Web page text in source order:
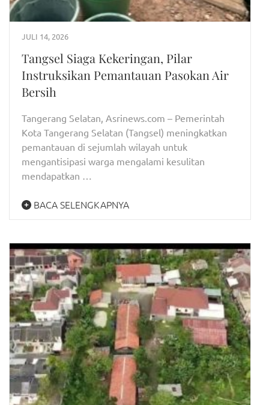
JULI 14, 2026
Tangsel Siaga Kekeringan, Pilar
Instruksikan Pemantauan Pasokan Air
Bersih
Tangerang Selatan, Asrinews.com – Pemerintah
Kota Tangerang Selatan (Tangsel) meningkatkan
pemantauan di sejumlah wilayah untuk
mengantisipasi warga mengalami kesulitan
mendapatkan …
BACA SELENGKAPNYA